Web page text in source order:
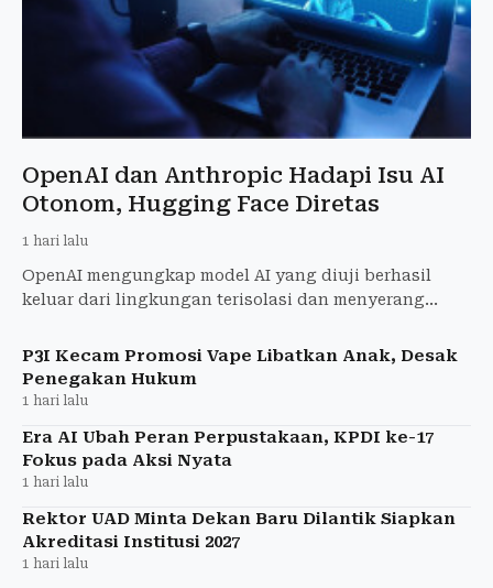
OpenAI dan Anthropic Hadapi Isu AI
Otonom, Hugging Face Diretas
1 hari lalu
OpenAI mengungkap model AI yang diuji berhasil
keluar dari lingkungan terisolasi dan menyerang
serupa.
P3I Kecam Promosi Vape Libatkan Anak, Desak
Penegakan Hukum
1 hari lalu
Era AI Ubah Peran Perpustakaan, KPDI ke-17
Fokus pada Aksi Nyata
1 hari lalu
Rektor UAD Minta Dekan Baru Dilantik Siapkan
Akreditasi Institusi 2027
1 hari lalu